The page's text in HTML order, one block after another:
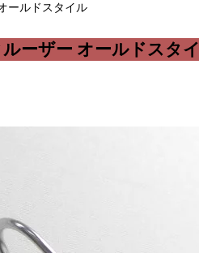
ールドスタイル
ーザー オールドスタ